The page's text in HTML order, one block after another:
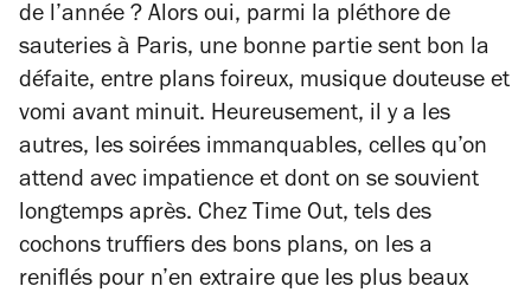
de l’année ? Alors oui, parmi la pléthore de
sauteries à Paris, une bonne partie sent bon la
défaite, entre plans foireux, musique douteuse et
vomi avant minuit. Heureusement, il y a les
autres, les soirées immanquables, celles qu’on
attend avec impatience et dont on se souvient
longtemps après. Chez Time Out, tels des
cochons truffiers des bons plans, on les a
reniflés pour n’en extraire que les plus beaux